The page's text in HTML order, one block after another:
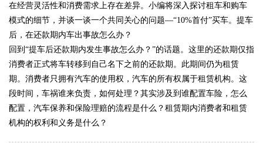
在经营灵活性和消费需求上存在差异。小编将深入探讨租车和购车
模式的细节，并谈一谈一个共同关心的问题—“10%首付”买车。提车
后，在还款期内车出事故怎么办？
回到“提车后还款期内发生事故怎么办？”的话题。这里的还款期仅指
消费者正式将车转移到自己名下之前的还款期。此期间仍为租赁
期。消费者只拥有汽车的使用权，汽车的所有权属于租赁机构。这
段时间，车祸谁来负责，如何处理？其实涉及到谁配置车险，怎么
配置，汽车保养和保险理赔的流程是什么？租赁期内消费者和租赁
机构的权利和义务是什么？